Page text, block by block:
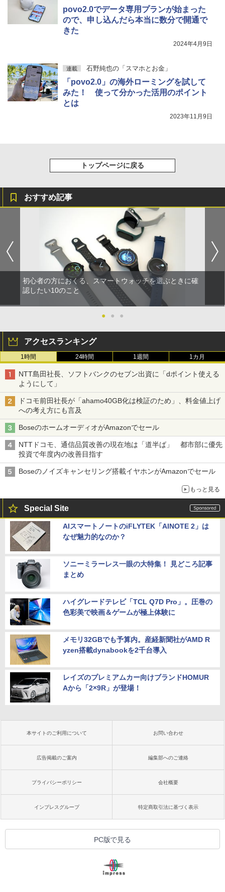
povo2.0でデータ専用プランが始まった
ので、申し込んだら本当に数分で開通で
きた
2024年4月9日
連載 石野純也の「スマホとお金」
「povo2.0」の海外ローミングを試して
みた！ 使って分かった活用のポイント
とは
2023年11月9日
トップページに戻る
おすすめ記事
初心者の方におくる、スマートウォッチを選ぶときに確
認したい10のこと
● ● ●
アクセスランキング
1時間 24時間 1週間 1カ月
NTT島田社長、ソフトバンクのセブン出資に「dポイント使える
ようにして」
ドコモ前田社長が「ahamo40GB化は検証のため」、料金値上げ
への考え方にも言及
BoseのホームオーディオがAmazonでセール
NTTドコモ、通信品質改善の現在地は「道半ば」 都市部に優先
投資で年度内の改善目指す
Boseのノイズキャンセリング搭載イヤホンがAmazonでセール
もっと見る
Special Site
AIスマートノートのiFLYTEK「AINOTE 2」は
なぜ魅力的なのか？
ソニーミラーレス一眼の大特集！ 見どころ記事
まとめ
ハイグレードテレビ「TCL Q7D Pro」。圧巻の
色彩美で映画＆ゲームが極上体験に
メモリ32GBでも予算内。産経新聞社がAMD R
yzen搭載dynabookを2千台導入
レイズのプレミアムカー向けブランドHOMUR
Aから「2×9R」が登場！
本サイトのご利用について お問い合わせ
広告掲載のご案内 編集部へのご連絡
プライバシーポリシー 会社概要
インプレスグループ 特定商取引法に基づく表示
PC版で見る